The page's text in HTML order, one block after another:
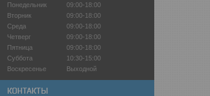
Понедельник
09:00-18:00
Вторник
09:00-18:00
Среда
09:00-18:00
Четверг
09:00-18:00
Пятница
09:00-18:00
Суббота
10:30-15:00
Воскресенье
Выходной
КОНТАКТЫ